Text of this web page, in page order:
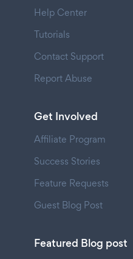
Help Center
Tutorials
Contact Support
Report Abuse
Get Involved
Affiliate Program
Success Stories
Feature Requests
Guest Blog Post
Featured Blog post